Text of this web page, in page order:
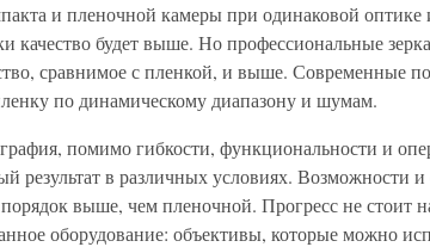
и пленочной камеры при одинаковой
качество будет выше. Но профессиональные
сравнимое с пленкой, и выше. Современные
по динамическому диапазону и шумам.
помимо гибкости, функциональности и
результат в различных условиях. Возможности
выше, чем пленочной. Прогресс не стоит
оборудование: объективы, которые можно